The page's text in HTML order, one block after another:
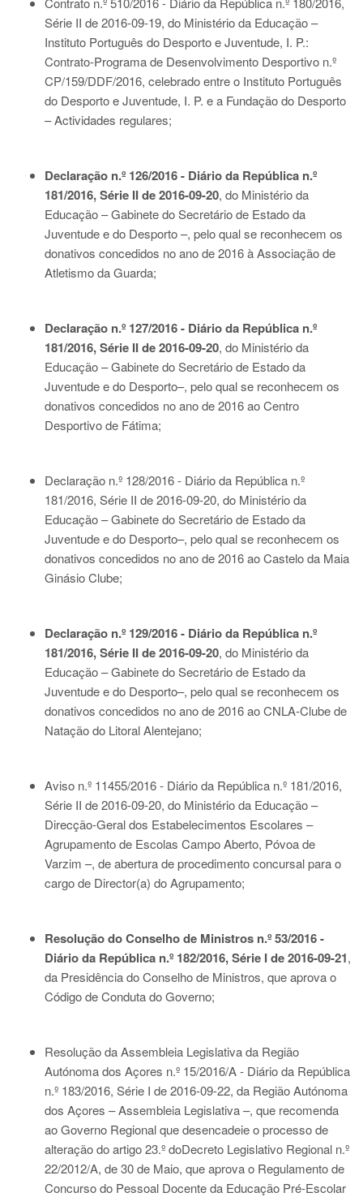
Série II de 2016-09-19, do Ministério da Educação –
Instituto Português do Desporto e Juventude, I. P.:
Contrato-Programa de Desenvolvimento Desportivo n.º
CP/159/DDF/2016, celebrado entre o Instituto Português
do Desporto e Juventude, I. P. e a Fundação do Desporto
– Actividades regulares;
Declaração n.º 126/2016 - Diário da República n.º
181/2016, Série II de 2016-09-20, do Ministério da
Educação – Gabinete do Secretário de Estado da
Juventude e do Desporto –, pelo qual se reconhecem os
donativos concedidos no ano de 2016 à Associação de
Atletismo da Guarda;
Declaração n.º 127/2016 - Diário da República n.º
181/2016, Série II de 2016-09-20, do Ministério da
Educação – Gabinete do Secretário de Estado da
Juventude e do Desporto–, pelo qual se reconhecem os
donativos concedidos no ano de 2016 ao Centro
Desportivo de Fátima;
Declaração n.º 128/2016 - Diário da República n.º
181/2016, Série II de 2016-09-20, do Ministério da
Educação – Gabinete do Secretário de Estado da
Juventude e do Desporto–, pelo qual se reconhecem os
donativos concedidos no ano de 2016 ao Castelo da Maia
Ginásio Clube;
Declaração n.º 129/2016 - Diário da República n.º
181/2016, Série II de 2016-09-20, do Ministério da
Educação – Gabinete do Secretário de Estado da
Juventude e do Desporto–, pelo qual se reconhecem os
donativos concedidos no ano de 2016 ao CNLA-Clube de
Natação do Litoral Alentejano;
Aviso n.º 11455/2016 - Diário da República n.º 181/2016,
Série II de 2016-09-20, do Ministério da Educação –
Direcção-Geral dos Estabelecimentos Escolares –
Agrupamento de Escolas Campo Aberto, Póvoa de
Varzim –, de abertura de procedimento concursal para o
cargo de Director(a) do Agrupamento;
Resolução do Conselho de Ministros n.º 53/2016 -
Diário da República n.º 182/2016, Série I de 2016-09-21,
da Presidência do Conselho de Ministros, que aprova o
Código de Conduta do Governo;
Resolução da Assembleia Legislativa da Região
Autónoma dos Açores n.º 15/2016/A - Diário da República
n.º 183/2016, Série I de 2016-09-22, da Região Autónoma
dos Açores – Assembleia Legislativa –, que recomenda
ao Governo Regional que desencadeie o processo de
alteração do artigo 23.º doDecreto Legislativo Regional n.º
22/2012/A, de 30 de Maio, que aprova o Regulamento de
Concurso do Pessoal Docente da Educação Pré-Escolar